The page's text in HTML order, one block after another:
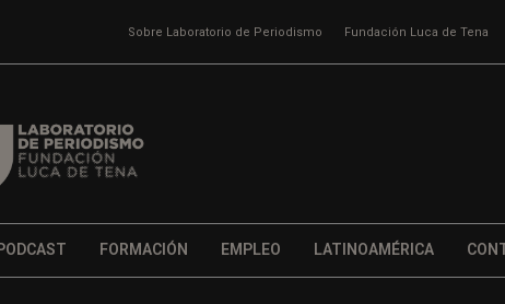
Sobre Laboratorio de Periodismo Fundación Luca de Tena
PODCAST FORMACIÓN EMPLEO LATINOAMÉRICA